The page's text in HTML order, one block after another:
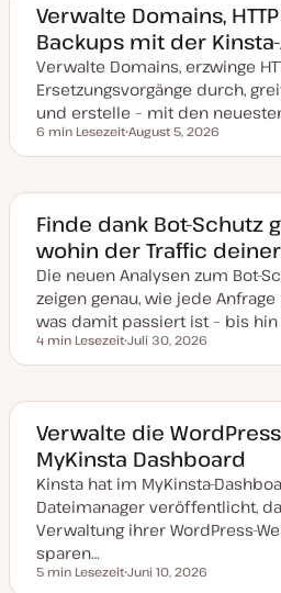
Verwalte Domains,
Backups mit der Kinsta-
Verwalte Domains, erzwinge
Ersetzungsvorgänge durch,
und erstelle – mit den
Lesezeit
6 min Lesezeit
a
u
a
k
t
u
a
i
s
i
e
August 5, 2026
Finde dank Bot-Schutz
wohin der Traffic
Die neuen Analysen zum Bot-
zeigen genau, wie jede
was damit passiert ist – bis hin
Lesezeit
4 min Lesezeit
a
u
k
t
u
a
i
s
r
Juli 30, 2026
Verwalte die
MyKinsta Dashboard
Kinsta hat im MyKinsta-
Dateimanager veröffentlicht,
Verwaltung ihrer WordPress-
sparen…
Lesezeit
5 min Lesezeit Juni 10, 2026